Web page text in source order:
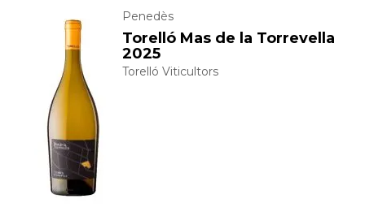
Penedès
Torelló Mas de la Torrevella
2025
Torelló Viticultors